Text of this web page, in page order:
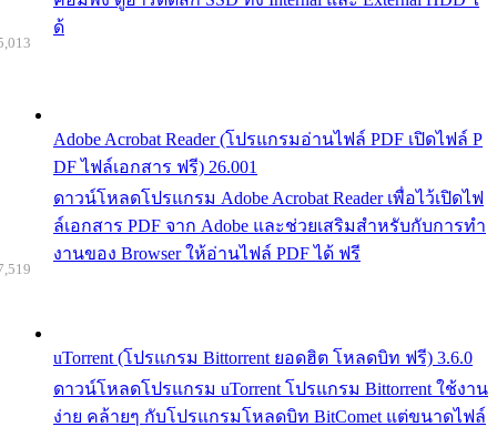
ด้
Adobe Acrobat Reader (โปรแกรมอ่านไฟล์ PDF เปิดไฟล์ P
DF ไฟล์เอกสาร ฟรี) 26.001
ดาวน์โหลดโปรแกรม Adobe Acrobat Reader เพื่อไว้เปิดไฟ
ล์เอกสาร PDF จาก Adobe และช่วยเสริมสำหรับกับการทำ
งานของ Browser ให้อ่านไฟล์ PDF ได้ ฟรี
uTorrent (โปรแกรม Bittorrent ยอดฮิต โหลดบิท ฟรี) 3.6.0
ดาวน์โหลดโปรแกรม uTorrent โปรแกรม Bittorrent ใช้งาน
ง่าย คล้ายๆ กับโปรแกรมโหลดบิท BitComet แต่ขนาดไฟล์